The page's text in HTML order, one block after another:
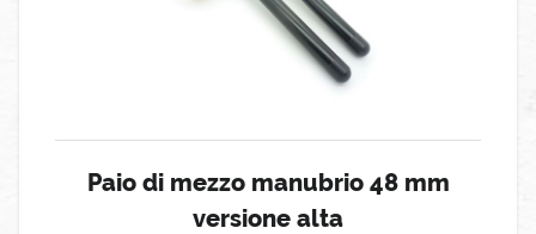
Paio di mezzo manubrio 48 mm
versione alta